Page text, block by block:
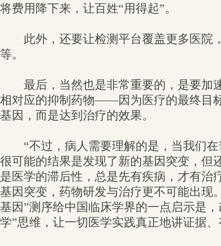
将费用降下来，让百姓“用得起”。
此外，还要让检测平台覆盖更多医院
等。
最后，当然也是非常重要的，是要加
相对应的抑制药物——因为医疗的最终目
基因，而是达到治疗的效果。
“不过，病人需要理解的是，当我们在
很可能的结果是发现了新的基因突变，但
是医学的滞后性，总是先有疾病，才有治
基因突变，药物研发与治疗更不可能出现
基因”测序给中国临床学界的一点启示是
学”思维，让一切医学实践真正地讲证据